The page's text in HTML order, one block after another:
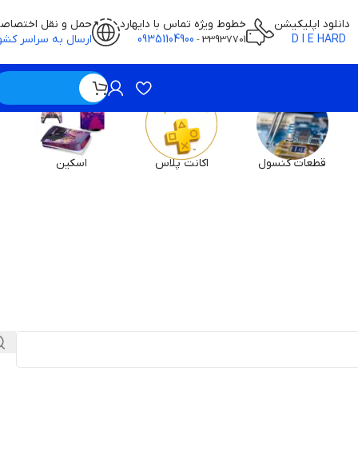
دانلود اپلیکیشن
خطوط ویژه تماس با دایهارد
33937701
-
09351104900
حمل و نقل
ارسال به سراسر
قطعات کنسول اکانت پلاس اسکین